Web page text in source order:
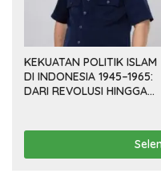
KEKUATAN POLITIK ISLAM
DI INDONESIA 1945–1965:
DARI REVOLUSI HINGGA